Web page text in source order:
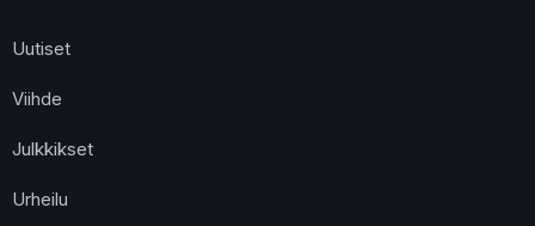
Uutiset
Viihde
Julkkikset
Urheilu